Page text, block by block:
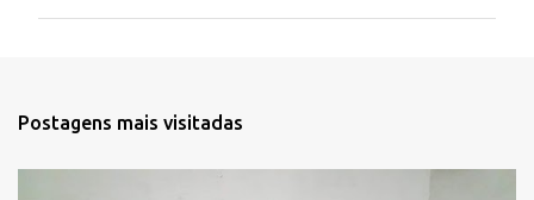
Postagens mais visitadas